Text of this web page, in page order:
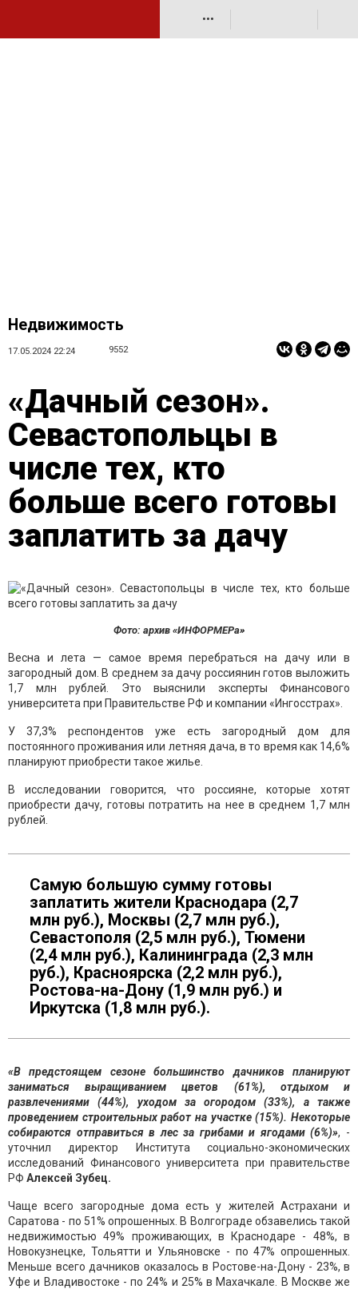
•••
Недвижимость
17.05.2024 22:24 9552
«Дачный сезон».
Севастопольцы в
числе тех, кто
больше всего готовы
заплатить за дачу
Фото: архив «ИНФОРМЕРа»
Весна и лета — самое время перебраться на дачу или в
загородный дом. В среднем за дачу россиянин готов выложить
1,7 млн рублей. Это выяснили эксперты Финансового
университета при Правительстве РФ и компании «Ингосстрах».
У 37,3% респондентов уже есть загородный дом для
постоянного проживания или летняя дача, в то время как 14,6%
планируют приобрести такое жилье.
В исследовании говорится, что россияне, которые хотят
приобрести дачу, готовы потратить на нее в среднем 1,7 млн
рублей.
Самую большую сумму готовы
заплатить жители Краснодара (2,7
млн руб.), Москвы (2,7 млн руб.),
Севастополя (2,5 млн руб.), Тюмени
(2,4 млн руб.), Калининграда (2,3 млн
руб.), Красноярска (2,2 млн руб.),
Ростова-на-Дону (1,9 млн руб.) и
Иркутска (1,8 млн руб.).
«В предстоящем сезоне большинство дачников планируют
заниматься выращиванием цветов (61%), отдыхом и
развлечениями (44%), уходом за огородом (33%), а также
проведением строительных работ на участке (15%). Некоторые
собираются отправиться в лес за грибами и ягодами (6%)», -
уточнил директор Института социально-экономических
исследований Финансового университета при правительстве
РФ Алексей Зубец.
Чаще всего загородные дома есть у жителей Астрахани и
Саратова - по 51% опрошенных. В Волгограде обзавелись такой
недвижимостью 49% проживающих, в Краснодаре - 48%, в
Новокузнецке, Тольятти и Ульяновске - по 47% опрошенных.
Меньше всего дачников оказалось в Ростове-на-Дону - 23%, в
Уфе и Владивостоке - по 24% и 25% в Махачкале. В Москве же